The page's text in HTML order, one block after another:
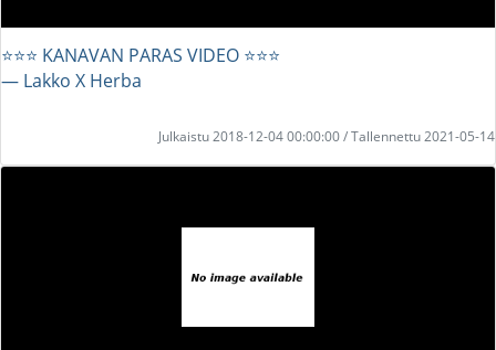
⭐⭐⭐ KANAVAN PARAS VIDEO ⭐⭐⭐
― Lakko X Herba
Julkaistu 2018-12-04 00:00:00 / Tallennettu 2021-05-14